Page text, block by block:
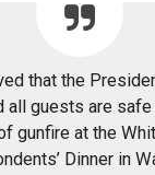
that the
all guests are
gunfire at the
Dinner in